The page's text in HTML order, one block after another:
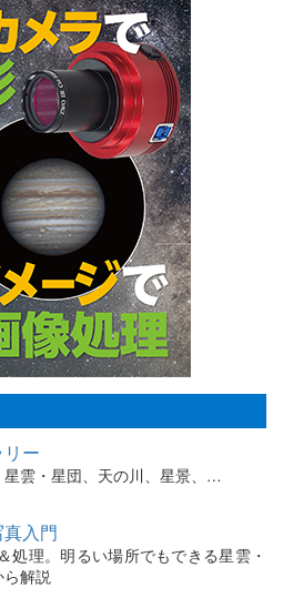
ー
星雲・星団、天の川、星景、…
入門
処理。明るい場所でもできる星雲・
解説